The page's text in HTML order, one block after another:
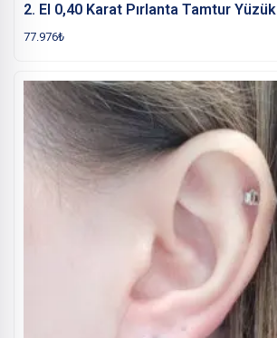
2. El 0,40 Karat Pırlanta Tamtur Yüzük
77.976₺